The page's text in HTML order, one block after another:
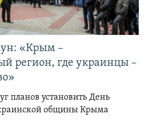
«Крым –
регион, где украинцы –
планов установить День
общины Крыма